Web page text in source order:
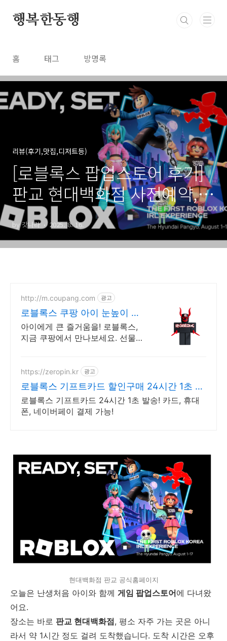
행복한동행
홈 태그 방명록
리뷰(후기,맛집,디저트등)
[로블록스 팝업스토어 후기]
판교 현대백화점 사전예약,
주차비 꿀팁까지
by 갓나라 2025. 8. 16.
http://m.coupang.com 광고
로블록스 쿠팡 아이 눈높이 맞
춘 장난감
아이에게 큰 즐거움을! 로블록스,
지금 쿠팡에서 만나보세요. 선물
요!
https://zeropin.kr 광고
로블록스 기프트카드 할인구매 24시간 1초 발
송!
로블록스 기프트카드 24시간 1초 발송! 카드, 휴대
폰, 네이버페이 결제 가능!
현대백화점 판교 공식홈페이지
오늘은 난생처음 아이와 함께 게임 팝업스토어에 다녀왔
어요.
장소는 바로 판교 현대백화점, 평소 자주 가는 곳은 아니
라서 약 1시간 정도 걸려 도착했습니다. 도착 시간은 오후